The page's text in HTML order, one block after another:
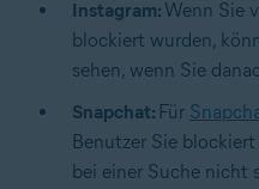
Instagram: Wenn Sie
blockiert wurden,
sehen, wenn Sie
Snapchat: Für
Benutzer Sie
bei einer Suche nicht